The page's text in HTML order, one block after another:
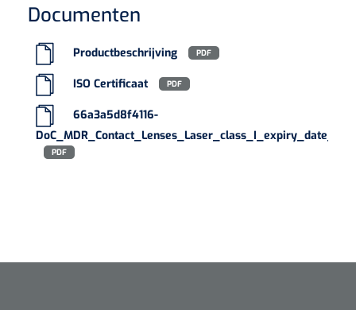
Documenten
Productbeschrijving PDF
ISO Certificaat PDF
66a3a5d8f4116-
PDF